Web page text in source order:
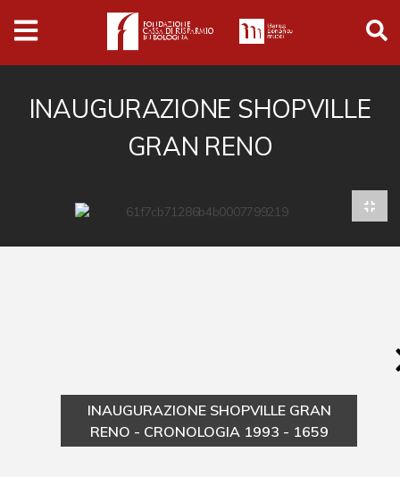
Archivio
Ferrari
Archivio Digitale
Arte e cultura
Musica cinema e spettacolo
Chi è Paolo Ferrari
INAUGURAZIONE SHOPVILLE
GRAN RENO
INAUGURAZIONE SHOPVILLE GRAN
RENO - CRONOLOGIA 1993 - 1659